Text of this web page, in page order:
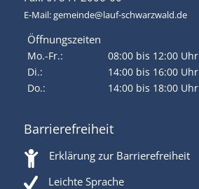
E-Mail:gemeinde@lauf-schwarzwald.de
Öffnungszeiten
Mo.-Fr.:
08:00 bis 12:00 Uhr
Di.:
14:00 bis 16:00 Uhr
Do.:
14:00 bis 18:00 Uhr
Barrierefreiheit
Erklärung zur Barrierefreiheit
Leichte Sprache